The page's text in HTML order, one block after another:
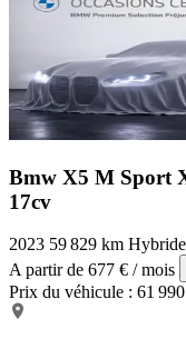
Bmw X5 M Sport
17cv
2023 59 829 km
A partir de 677 € / mois
Prix du véhicule : 61